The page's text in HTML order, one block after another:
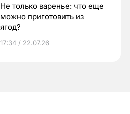
Не только варенье: что еще
можно приготовить из
ягод?
17:34 / 22.07.26